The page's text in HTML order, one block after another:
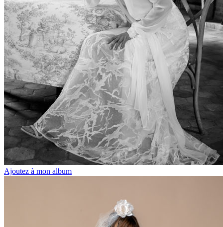
Ajoutez à mon album